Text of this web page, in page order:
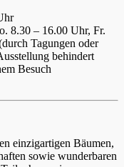
8.30 – 16.00 Uhr, Fr.
Tagungen oder
behindert
Besuch
einzigartigen Bäumen,
sowie wunderbaren